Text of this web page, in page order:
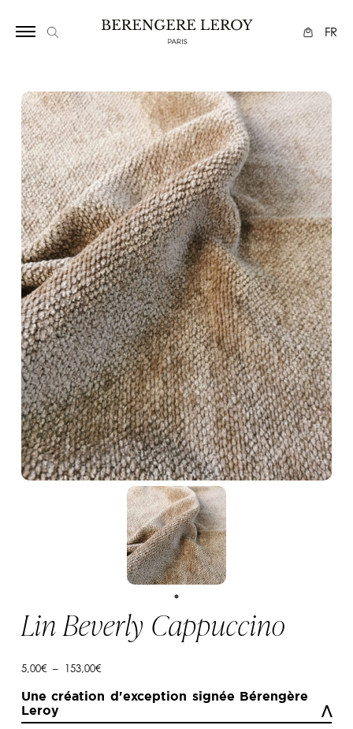
FR
Lin Beverly Cappuccino
5,00€ – 153,00€Plage
5,00€
Une création d'exception signée Bérengère
Leroy